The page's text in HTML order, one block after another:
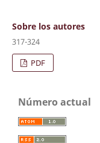
Sobre los autores
317-324
PDF
Número actual